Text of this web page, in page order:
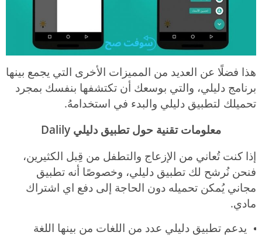
هذا فضلًا عن العديد من المميزات الأخرى التي يجمع بينها
برنامج دليلي، والتي بوسعك أن تكتشفها بنفسك بمجرد
تحميلك لتطبيق دليلي والبدء في استخدامهُ.
معلومات تقنية حول تطبيق دليلي Dalily
إذا كنت تُعاني من الإزعاج والتطفل من قِبل الكثيرين،
فنحن نُرشح لك تطبيق دليلي، وخصوصًا أنه تطبيق
مجاني يُمكن تحميله دون الحاجة إلى دفع اي اشتراك
مادي.
يدعم تطبيق دليلي عدد من اللغات من بينها اللغة